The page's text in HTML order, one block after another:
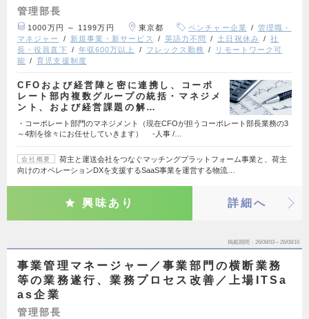
管理部長
1000万円 ～ 1199万円 東京都 ベンチャー企業
管理職・
マネジャー
新規事業・新サービス 英語力不問 土日祝休み
社
長・役員直下
年収600万以上 フレックス勤務
リモートワーク可
能
育児支援制度
CFOおよび経営陣と密に連携し、コーポ
レート部内複数グループの統括・マネジメ
ント、および経営課題の解…
・コーポレート部門のマネジメント（現在CFOが担うコーポレート部長業務の3
～4割を徐々にお任せしていきます） -人事 /…
会社概要
荷主と運送会社をつなぐマッチングプラットフォーム事業と、荷主
向けのオペレーションDXを支援するSaaS事業を運営する物流…
興味あり 詳細へ
掲載期間 26/08/03～26/08/16
事業管理マネージャー／事業部門の横断業務
等の業務遂行、業務プロセス改善／上場ITSa
as企業
管理部長